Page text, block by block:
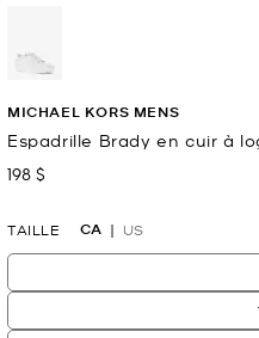
MICHAEL KORS MENS
Espadrille Brady en cuir à
maintenant
198 $
TAILLE CA US